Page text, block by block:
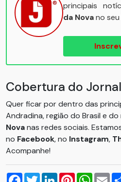
principais
da Novano seu
Cobertura do
Quer ficar por dentro das
Andradina, região do Brasil e do
Novanas redes sociais.
no Facebook, no Instagram,
Acompanhe!
Facebook
TwitterLinkedInPinterest